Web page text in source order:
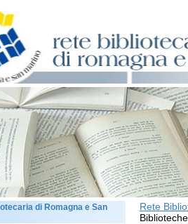
Rete
Biblioteche
di Romagna e San